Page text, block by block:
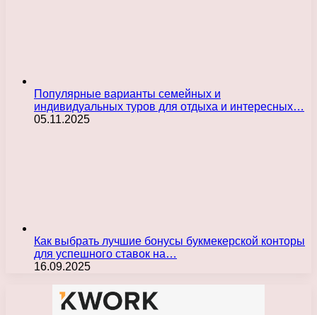
Популярные варианты семейных и
индивидуальных туров для отдыха и интересных…
05.11.2025
Как выбрать лучшие бонусы букмекерской конторы
для успешного ставок на…
16.09.2025